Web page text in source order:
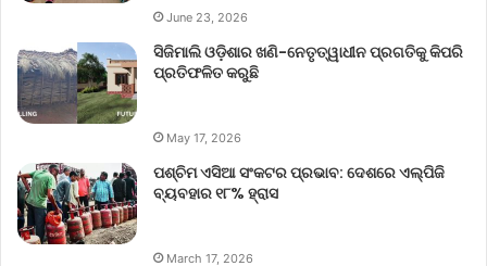
June 23, 2026
ସିଜିମାଲି ଓଡ଼ିଶାର ଖଣି-ନେତୃତ୍ୱାଧୀନ ପ୍ରଗତିକୁ କିପରି
ପ୍ରତିଫଳିତ କରୁଛି
May 17, 2026
ପଶ୍ଚିମ ଏସିଆ ସଂକଟର ପ୍ରଭାବ: ଦେଶରେ ଏଲ୍‌ପିଜି
ବ୍ୟବହାର ୧୮% ହ୍ରାସ
March 17, 2026